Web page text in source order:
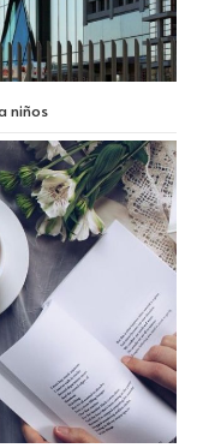
niños